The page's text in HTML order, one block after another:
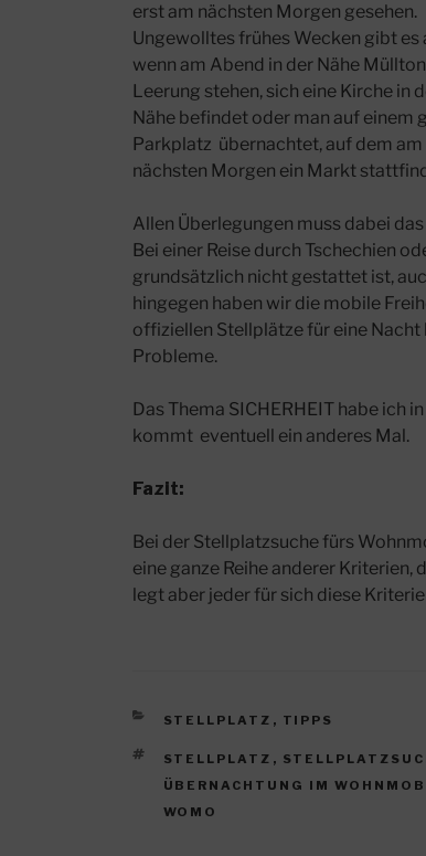
erst am nächsten Morgen gesehen.
Ungewolltes frühes Wecken gibt es
wenn am Abend in der Nähe
Leerung stehen, sich eine Kirche in
Nähe befindet oder man auf einem
Parkplatz übernachtet, auf dem am
nächsten Morgen ein Markt
Allen Überlegungen muss dabei
Bei einer Reise durch Tschechien
grundsätzlich nicht gestattet ist,
hingegen haben wir die mobile
offiziellen Stellplätze für eine
Probleme.
Das Thema SICHERHEIT habe ich
kommt eventuell ein anderes Mal.
Fazit:
Bei der Stellplatzsuche fürs
eine ganze Reihe anderer
legt aber jeder für sich diese
KATEGORIEN
STELLPLATZ , TIPPS
SCHLAGWÖRTER
STELLPLATZ ,
ÜBERNACHTUNG IM
WOMO